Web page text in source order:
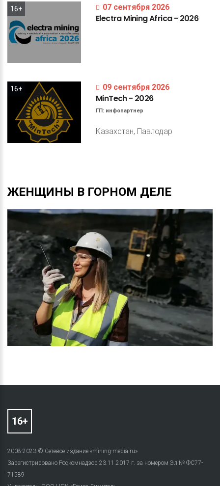
16+ 07 сентября 2026
ElectraMiningAfrica- 2026
16+ 09 сентября 2026
MinTech- 2026
ГП: инфопартнер
Казахстан, Павлодар
ЖЕНЩИНЫ В ГОРНОМ ДЕЛЕ
2008-2023 © Сетевое издание «mining-media.ru»
Зарегистрировано Роскомнадзор 23.11.2017 г. за номером Эл № ФС77-
71589